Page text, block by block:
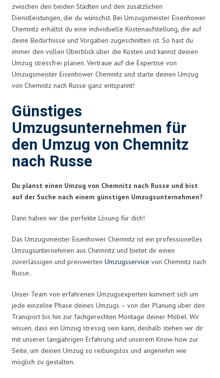
zwischen den beiden Städten und den zusätzlichen
Dienstleistungen, die du wünschst. Bei Umzugsmeister Eisenhower
Chemnitz erhältst du eine individuelle Kostenaufstellung, die auf
deine Bedürfnisse und Vorgaben zugeschnitten ist. So hast du
immer den vollen Überblick über die Kosten und kannst deinen
Umzug stressfrei planen. Vertraue auf die Expertise von
Umzugsmeister Eisenhower Chemnitz und starte deinen Umzug
von Chemnitz nach Russe ganz entspannt!
Günstiges
Umzugsunternehmen für
den Umzug von Chemnitz
nach Russe
Du planst einen Umzug von Chemnitz nach Russe und bist
auf der Suche nach einem günstigen Umzugsunternehmen?
Dann haben wir die perfekte Lösung für dich!
Das Umzugsmeister Eisenhower Chemnitz ist ein professionelles
Umzugsunternehmen aus Chemnitz und bietet dir einen
zuverlässigen und preiswerten Umzugsservice von Chemnitz nach
Russe.
Unser Team von erfahrenen Umzugsexperten kümmert sich um
jede einzelne Phase deines Umzugs – von der Planung über den
Transport bis hin zur fachgerechten Montage deiner Möbel. Wir
wissen, dass ein Umzug stressig sein kann, deshalb stehen wir dir
mit unserer langjährigen Erfahrung und unserem Know-how zur
Seite, um deinen Umzug so reibungslos und angenehm wie
möglich zu gestalten.